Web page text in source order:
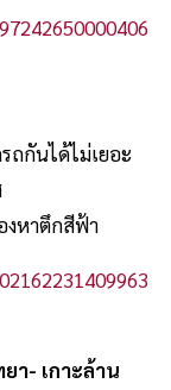
ถกันได้ไม่เยอะ
งหาตึกสีฟ้า
า- เกาะล้าน